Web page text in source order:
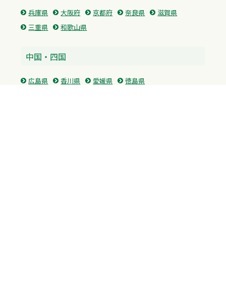
兵庫県 大阪府 京都府 奈良県
滋賀県
三重県
和歌山県
中国・四国
広島県 香川県 愛媛県 徳島県